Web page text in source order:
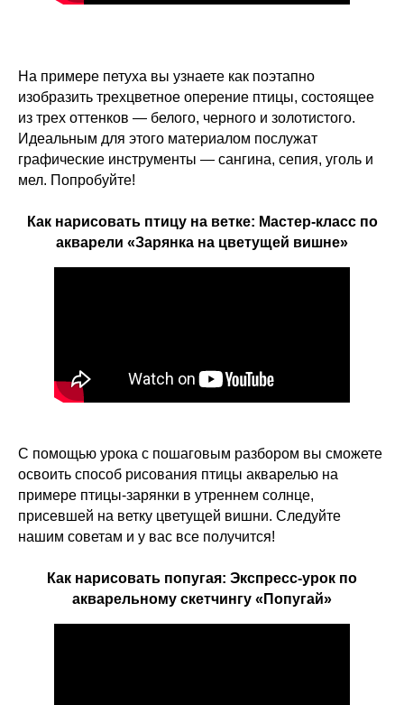
На примере петуха вы узнаете как поэтапно
изобразить трехцветное оперение птицы, состоящее
из трех оттенков — белого, черного и золотистого.
Идеальным для этого материалом послужат
графические инструменты — сангина, сепия, уголь и
мел. Попробуйте!
Как нарисовать птицу на ветке: Мастер-класс по
акварели «Зарянка на цветущей вишне»
С помощью урока с пошаговым разбором вы сможете
освоить способ рисования птицы акварелью на
примере птицы-зарянки в утреннем солнце,
присевшей на ветку цветущей вишни. Следуйте
нашим советам и у вас все получится!
Как нарисовать попугая: Экспресс-урок по
акварельному скетчингу «Попугай»